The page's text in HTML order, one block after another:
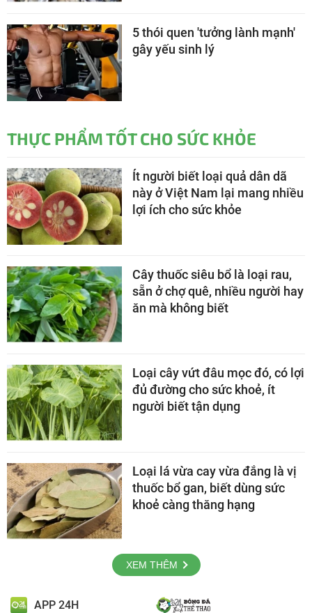
5 thói quen 'tưởng lành mạnh'
gây yếu sinh lý
THỰC PHẨM TỐT CHO SỨC KHỎE
Ít người biết loại quả dân dã
này ở Việt Nam lại mang nhiều
lợi ích cho sức khỏe
Cây thuốc siêu bổ là loại rau,
sẵn ở chợ quê, nhiều người hay
ăn mà không biết
Loại cây vứt đâu mọc đó, có lợi
đủ đường cho sức khoẻ, ít
người biết tận dụng
Loại lá vừa cay vừa đắng là vị
thuốc bổ gan, biết dùng sức
khoẻ càng thăng hạng
XEM THÊM
APP 24H